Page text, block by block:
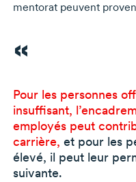
mentorat peuvent
Pour les personnes
insuffisant,
employés peut
carrière, et pour les
élevé, il peut leur
suivante.